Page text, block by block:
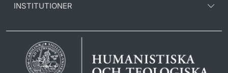
INSTITUTIONER